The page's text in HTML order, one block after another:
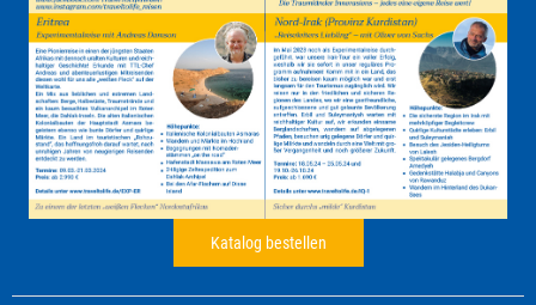
Katalog bestellen